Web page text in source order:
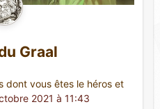
Graal
dont vous êtes le héros et
2021 à 11:43